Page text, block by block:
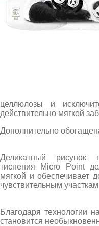
целлюлозы и
действительно мягкой
Дополнительно
Деликатный рисунок
тиснения Micro Point
мягкой и обеспечивает
чувствительным
Благодаря технологии
становится